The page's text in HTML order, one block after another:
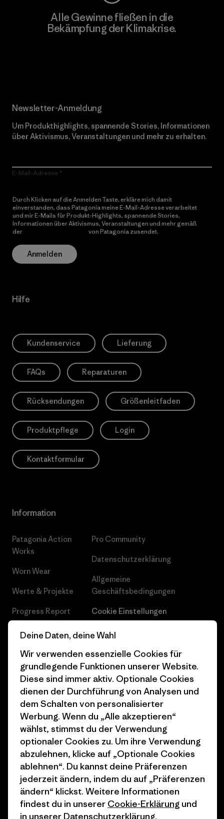
Alle Gewinne fließen in die
Bekämpfung der Klimakrise.
Newsletter-Anmeldung
Um Produkthighlights, spannende Stories, Informationen
über Aktivismus, Veranstaltungen und mehr zu erhalten.
E-Mail-Adresse
Durch Klicken auf die Anmelden Taste, erkläre mich damit
einverstanden, dass Patagonia meine E-Mail-Adresse verarbeitet
und mir E-Mails für Produkt-Highlights, spannende Stories,
Informationen über Aktivismus, Veranstaltungen und mehr gemäß
der
von Patagonia zusendet.
Anmelden
Hilfe
Kundenservice Lieferung
FAQs Reparaturen
Rücksendungen Größenleitfaden
Produktpflege Login
Kontaktformular
Information
Patagonia Action
Works
Worn Wear
Werte & Projekte
Progress Report
Business Unusual
Klimaziele
1% For The Planet
Wie wir finanzieren
Geschenkgutscheine
Stores in deiner
Nähe
Pro Community
Datenschutzerklärung
Allgemeine
Geschäftsbedingungen
Cookie Einstellungen
Karriere
Pressekontakt
Industry program
Affiliate-Programm
Patagonia Österreich
Seitenverzeichnis
© 2026 Patagonia, Inc. All Rights Reserved.
Deine Daten, deine Wahl
Wir verwenden essenzielle Cookies für
grundlegende Funktionen unserer Website.
Diese sind immer aktiv. Optionale Cookies
dienen der Durchführung von Analysen und
dem Schalten von personalisierter
Werbung. Wenn du „Alle akzeptieren“
wählst, stimmst du der Verwendung
optionaler Cookies zu. Um ihre Verwendung
abzulehnen, klicke auf „Optionale Cookies
ablehnen“. Du kannst deine Präferenzen
jederzeit ändern, indem du auf „Präferenzen
ändern“ klickst. Weitere Informationen
findest du in unserer Cookie-Erklärung und
in unserer Datenschutzerklärung.